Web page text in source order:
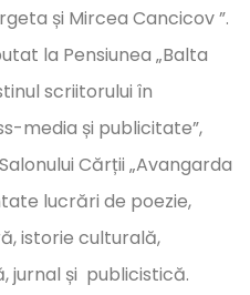
și Mircea Cancicov ”.
la Pensiunea „Balta
scriitorului în
media și publicitate”,
Cărții „Avangarda
lucrări de poezie,
istorie culturală,
jurnal și publicistică.